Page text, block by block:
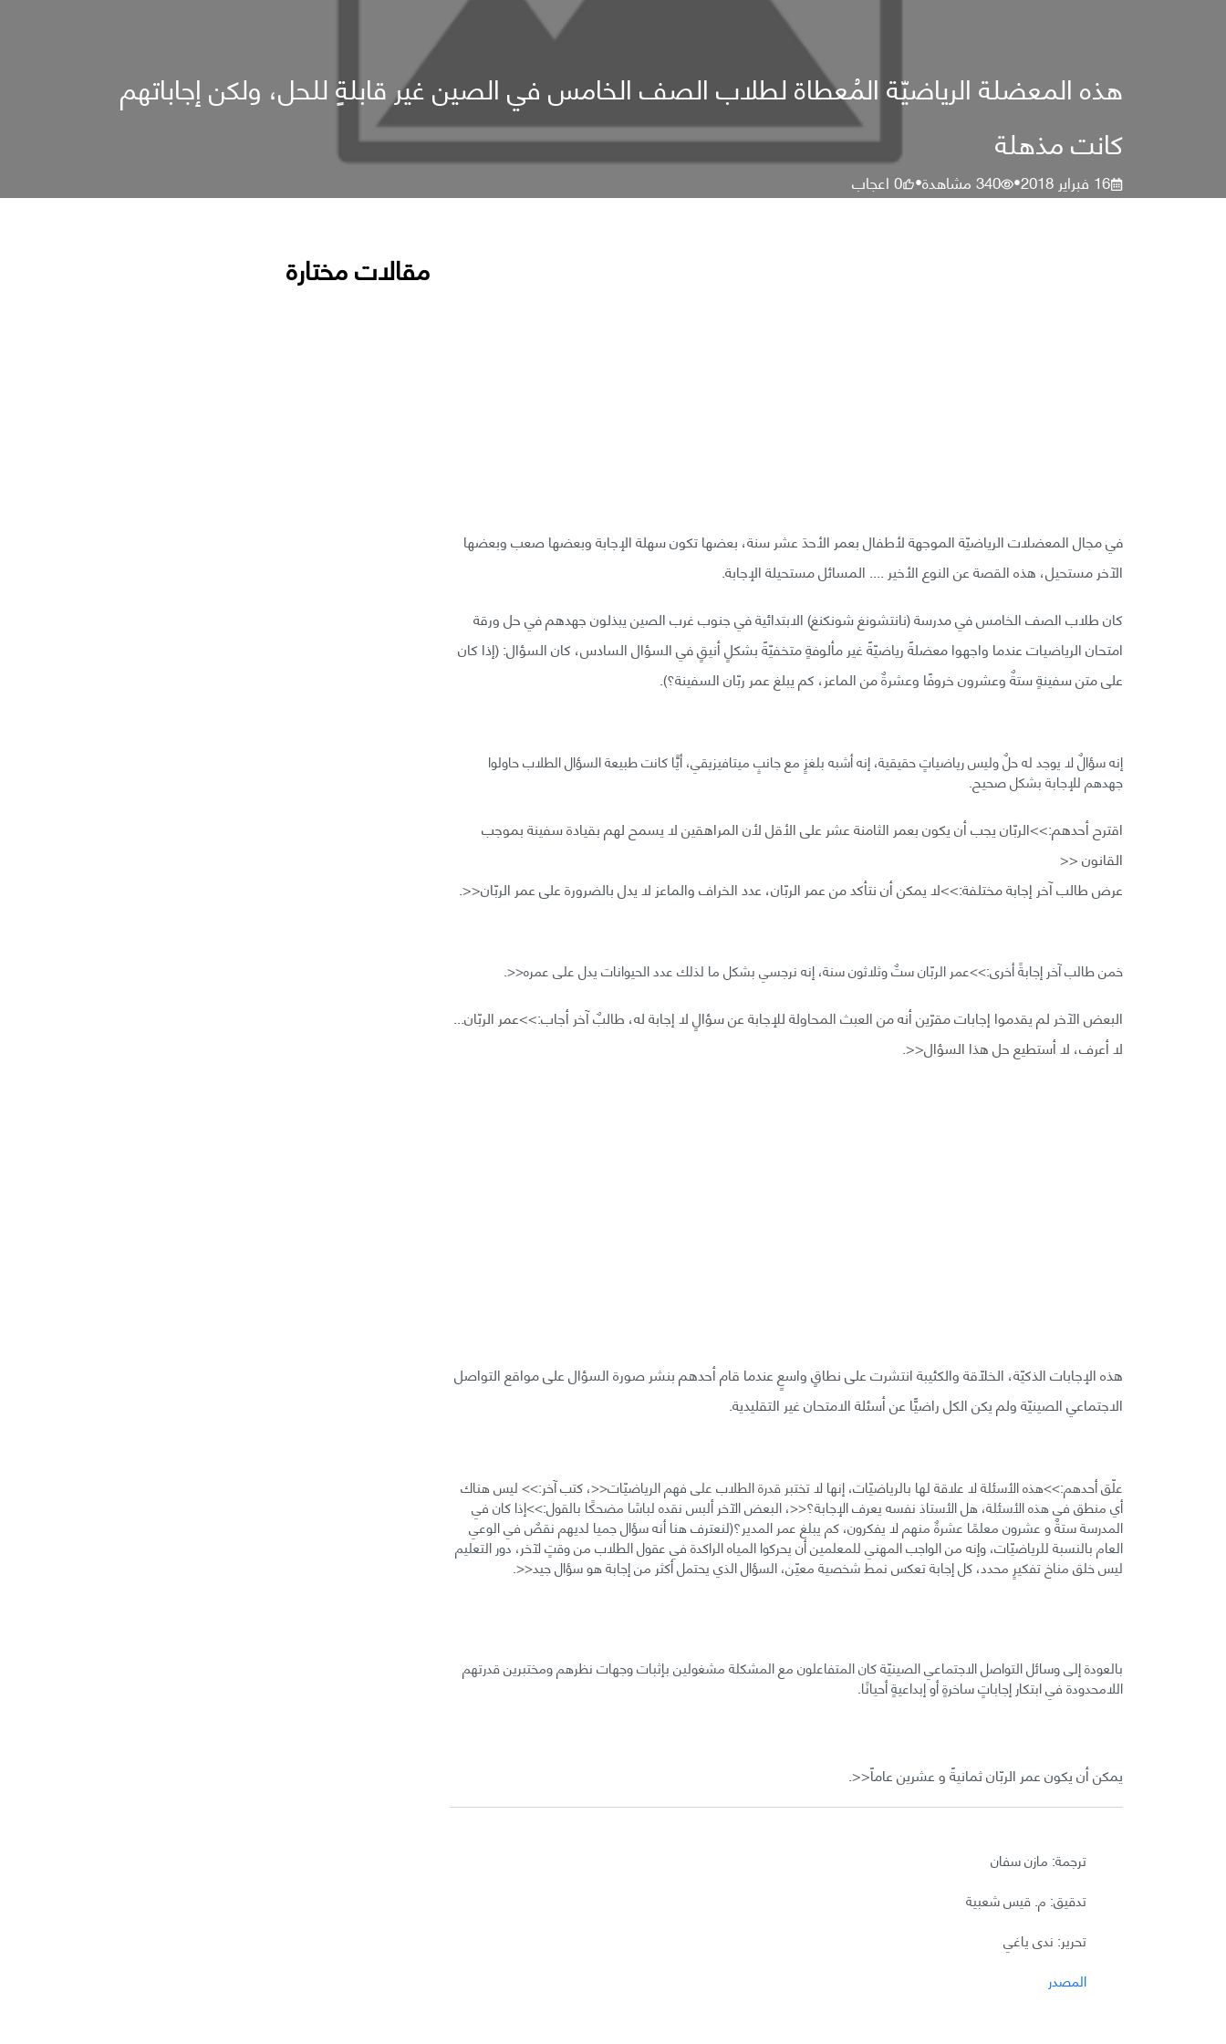
هذه المعضلة الرياضيّة المُعطاة لطلاب الصف الخامس في الصين غير قابلةٍ للحل، ولكن إجاباتهم
كانت مذهلة
16 فبراير 2018 •
340مشاهدة•
0اعجاب
في مجال المعضلات الرياضيّة الموجهة لأطفال بعمر الأحدَ عشر سنة، بعضها تكون سهلة الإجابة وبعضها صعب وبعضها
الآخر مستحيل، هذه القصة عن النوع الأخير .... المسائل مستحيلة الإجابة.
كان طلاب الصف الخامس في مدرسة (نانتشونغ شونكنغ) الابتدائية في جنوب غرب الصين يبذلون جهدهم في حل ورقة
امتحان الرياضيات عندما واجهوا معضلةً رياضيّةً غير مألوفةٍ متخفيّةً بشكلٍ أنيقٍ في السؤال السادس، كان السؤال: (إذا كان
على متن سفينةٍ ستةٌ وعشرون خروفًا وعشرةٌ من الماعز، كم يبلغ عمر ربّان السفينة؟).
إنه سؤالٌ لا يوجد له حلٌ وليس رياضياتٍ حقيقية، إنه أشبه بلغزٍ مع جانبٍ ميتافيزيقي، أيًّا كانت طبيعة السؤال الطلاب حاولوا
جهدهم للإجابة بشكل صحيح.
اقترح أحدهم:>>الربّان يجب أن يكون بعمر الثامنة عشر على الأقل لأن المراهقين لا يسمح لهم بقيادة سفينة بموجب
القانون <<
عرض طالب آخر إجابة مختلفة:>>لا يمكن أن نتأكد من عمر الربّان، عدد الخراف والماعز لا يدل بالضرورة على عمر الربّان<<.
خمن طالب آخر إجابةً أخرى:>>عمر الربّان ستٌ وثلاثون سنة، إنه نرجسي بشكل ما لذلك عدد الحيوانات يدل على عمره<<.
البعض الآخر لم يقدموا إجابات مقرّين أنه من العبث المحاولة للإجابة عن سؤالٍ لا إجابة له، طالبٌ آخر أجاب:>>عمر الربّان...
لا أعرف، لا أستطيع حل هذا السؤال<<.
هذه الإجابات الذكيّة، الخلّاقة والكئيبة انتشرت على نطاقٍ واسعٍ عندما قام أحدهم بنشر صورة السؤال على مواقع التواصل
الاجتماعي الصينيّة ولم يكن الكل راضيًّا عن أسئلة الامتحان غير التقليدية.
علّق أحدهم:>>هذه الأسئلة لا علاقة لها بالرياضيّات، إنها لا تختبر قدرة الطلاب على فهم الرياضيّات<<، كتب آخر:>> ليس هناك
أي منطق في هذه الأسئلة، هل الأستاذ نفسه يعرف الإجابة؟<<، البعض الآخر ألبس نقده لباسًا مضحكًا بالقول:>>إذا كان في
المدرسة ستةٌ و عشرون معلمًا عشرةٌ منهم لا يفكرون، كم يبلغ عمر المدير؟(لنعترف هنا أنه سؤال جميا لديهم نقصٌ في الوعي
العام بالنسبة للرياضيّات، وإنه من الواجب المهني للمعلمين أن يحركوا المياه الراكدة في عقول الطلاب من وقتٍ لآخر، دور التعليم
ليس خلق مناخ تفكيرٍ محدد، كل إجابة تعكس نمط شخصية معيّن، السؤال الذي يحتمل أكثر من إجابة هو سؤال جيد<<.
بالعودة إلى وسائل التواصل الاجتماعي الصينيّة كان المتفاعلون مع المشكلة مشغولين بإثبات وجهات نظرهم ومختبرين قدرتهم
اللامحدودة في ابتكار إجاباتٍ ساخرةٍ أو إبداعيةٍ أحيانًا.
يمكن أن يكون عمر الربّان ثمانيةً و عشرين عاماً<<.
ترجمة: مازن سفان
تدقيق: م. قيس شعبية
تحرير: ندى ياغي
المصدر
مقالات مختارة